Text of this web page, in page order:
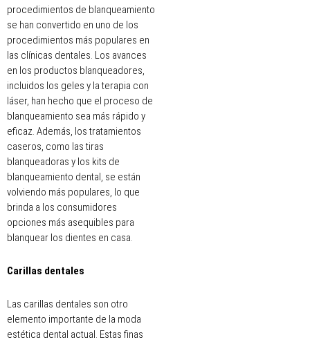
procedimientos de blanqueamiento
se han convertido en uno de los
procedimientos más populares en
las clínicas dentales. Los avances
en los productos blanqueadores,
incluidos los geles y la terapia con
láser, han hecho que el proceso de
blanqueamiento sea más rápido y
eficaz. Además, los tratamientos
caseros, como las tiras
blanqueadoras y los kits de
blanqueamiento dental, se están
volviendo más populares, lo que
brinda a los consumidores
opciones más asequibles para
blanquear los dientes en casa.
Carillas dentales
Las carillas dentales son otro
elemento importante de la moda
estética dental actual. Estas finas